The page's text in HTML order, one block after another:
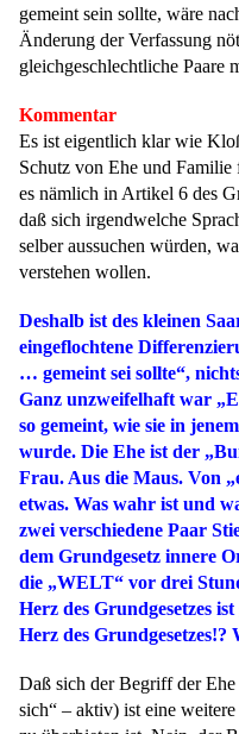
gemeint sein sollte, wäre
Änderung der Verfassung
gleichgeschlechtliche Paare
Kommentar
Es ist eigentlich klar wie
Schutz von Ehe und Familie
es nämlich in Artikel 6 des
daß sich irgendwelche
selber aussuchen würden,
verstehen wollen.
Deshalb ist des kleinen
eingeflochtene
… gemeint sei sollte“,
Ganz unzweifelhaft war
so gemeint, wie sie in
wurde. Die Ehe ist der
Frau. Aus die Maus. Von
etwas. Was wahr ist und
zwei verschiedene Paar
dem Grundgesetz innere
die „WELT“ vor drei
Herz des Grundgesetzes
Herz des Grundgesetzes!?
Daß sich der Begriff der
sich“ – aktiv) ist eine